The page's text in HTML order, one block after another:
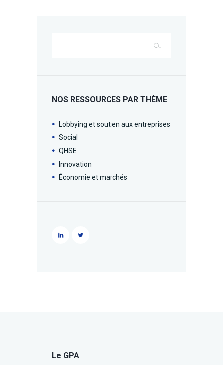
NOS RESSOURCES PAR THÈME
Lobbying et soutien aux entreprises
Social
QHSE
Innovation
Économie et marchés
Le GPA